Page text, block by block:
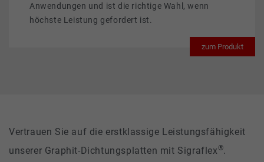
Anwendungen und ist die richtige Wahl, wenn
höchste Leistung gefordert ist.
zum Produkt
Vertrauen Sie auf die erstklassige Leistungsfähigkeit
unserer Graphit-Dichtungsplatten mit Sigraflex®.